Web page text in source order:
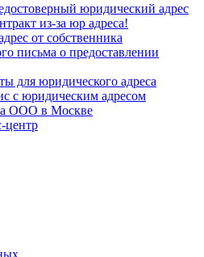
юридический адрес
из-за юр адреса!
от собственника
письма о предоставлении
для юридического адреса
с юридическим адресом
ООО в Москве